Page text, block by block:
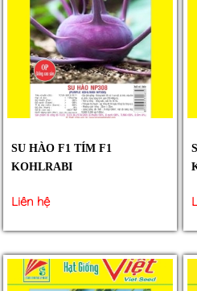
SU HÀO F1 TÍM F1
KOHLRABI
Liên hệ